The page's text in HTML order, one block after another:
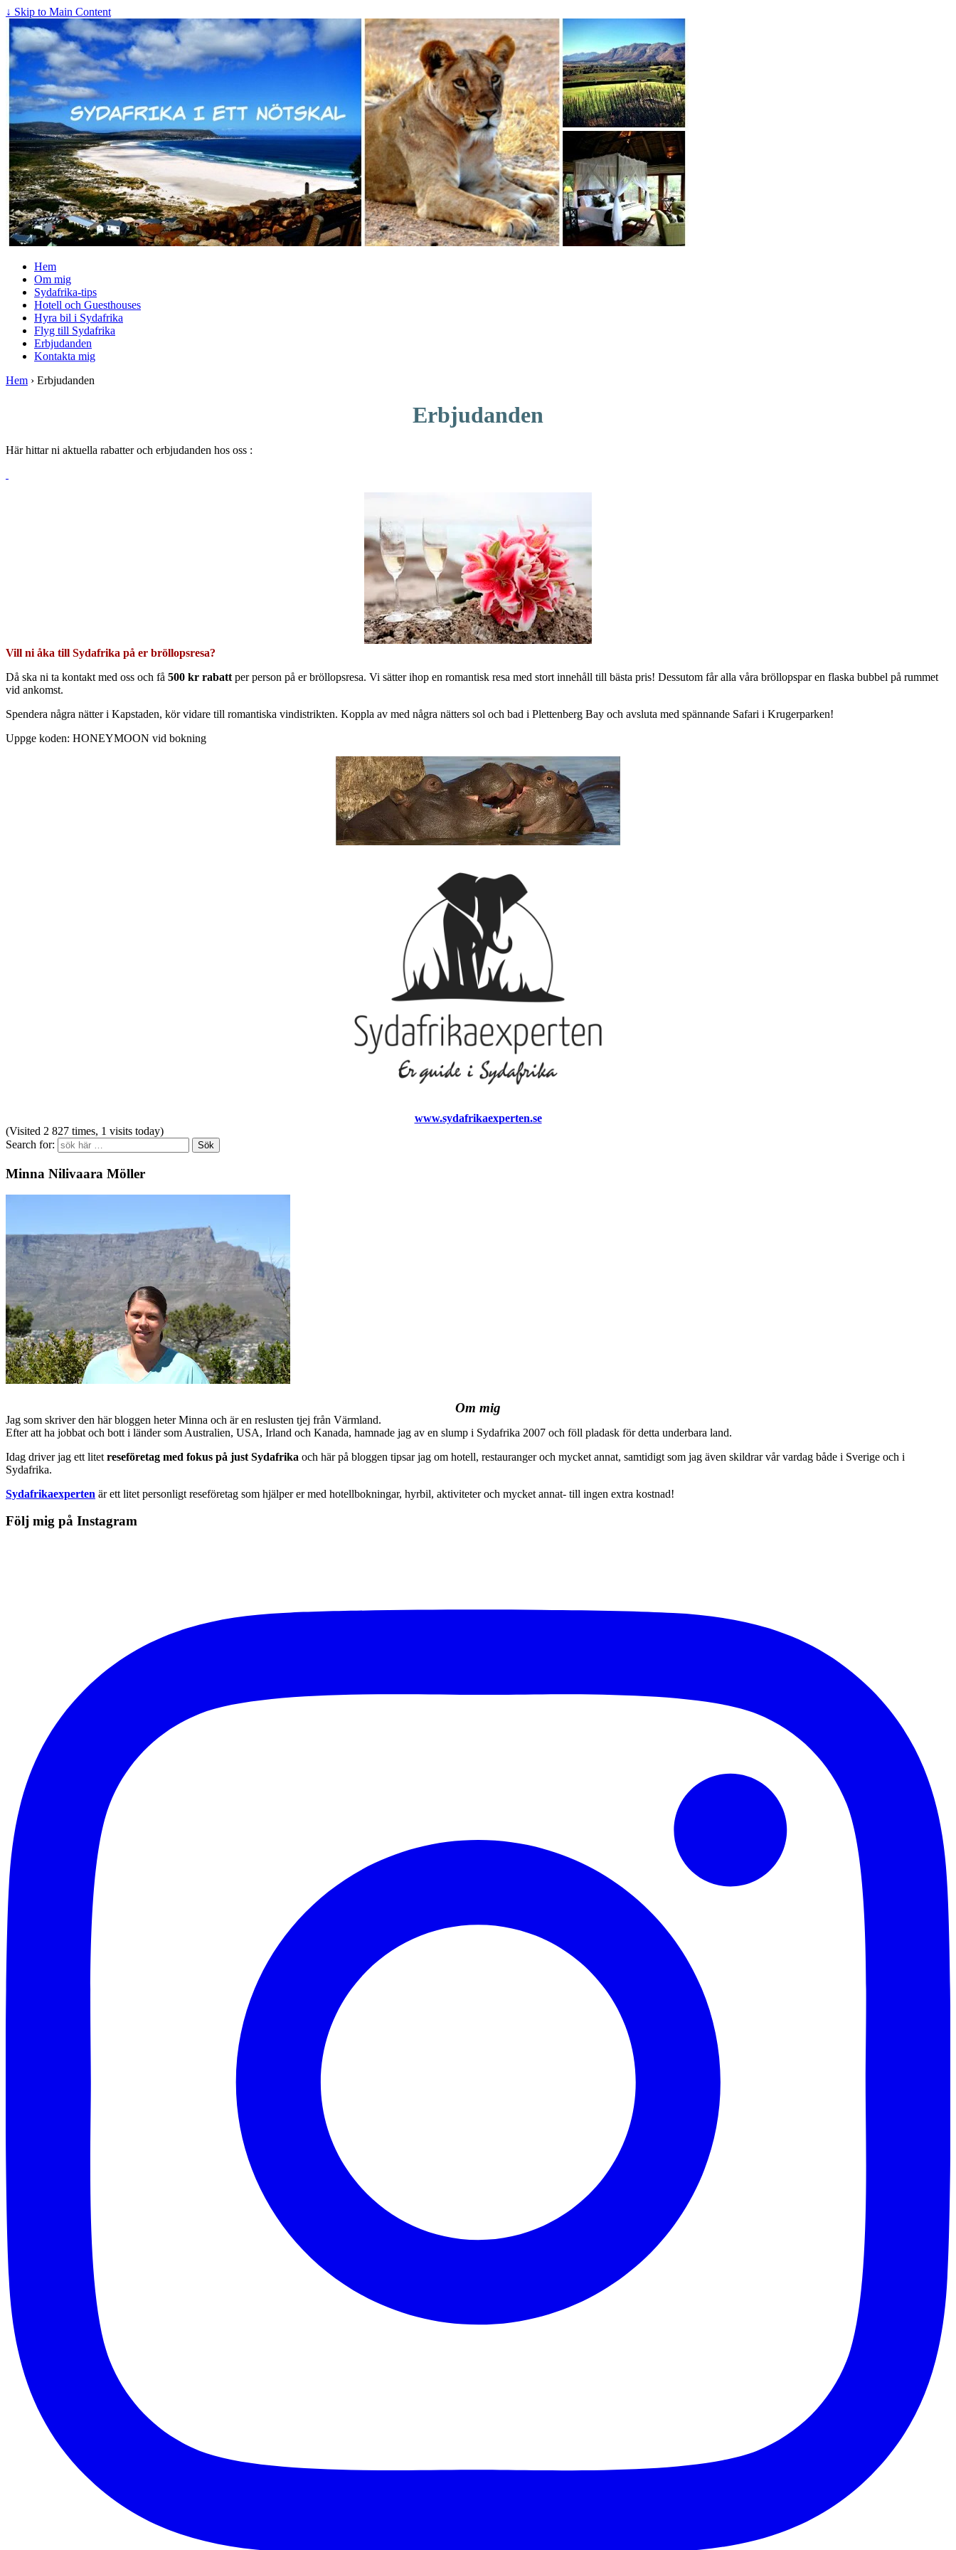
↓ Skip to Main Content
Hem
Om mig
Sydafrika-tips
Hotell och Guesthouses
Hyra bil i Sydafrika
Flyg till Sydafrika
Erbjudanden
Kontakta mig
Hem › Erbjudanden
Erbjudanden
Här hittar ni aktuella rabatter och erbjudanden hos oss :
Vill ni åka till Sydafrika på er bröllopsresa?
Då ska ni ta kontakt med oss och få 500 kr rabatt per person på er bröllopsresa. Vi sätter ihop en romantisk resa med stort innehåll till bästa pris! Dessutom får alla våra bröllopspar en flaska bubbel på rummet
vid ankomst.
Spendera några nätter i Kapstaden, kör vidare till romantiska vindistrikten. Koppla av med några nätters sol och bad i Plettenberg Bay och avsluta med spännande Safari i Krugerparken!
Uppge koden: HONEYMOON vid bokning
www.sydafrikaexperten.se
(Visited 2 827 times, 1 visits today)
Search for:
Minna Nilivaara Möller
Om mig
Jag som skriver den här bloggen heter Minna och är en reslusten tjej från Värmland.
Efter att ha jobbat och bott i länder som Australien, USA, Irland och Kanada, hamnade jag av en slump i Sydafrika 2007 och föll pladask för detta underbara land.
Idag driver jag ett litet reseföretag med fokus på just Sydafrika och här på bloggen tipsar jag om hotell, restauranger och mycket annat, samtidigt som jag även skildrar vår vardag både i Sverige och i
Sydafrika.
Sydafrikaexperten är ett litet personligt reseföretag som hjälper er med hotellbokningar, hyrbil, aktiviteter och mycket annat- till ingen extra kostnad!
Följ mig på Instagram